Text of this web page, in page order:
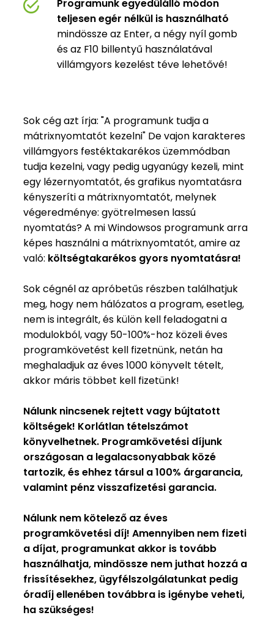
Programunk egyedülálló módon
teljesen egér nélkül is használható
mindössze az Enter, a négy nyíl gomb
és az F10 billentyű használatával
villámgyors kezelést téve lehetővé!
Sok cég azt írja: "A programunk tudja a
mátrixnyomtatót kezelni" De vajon karakteres
villámgyors festéktakarékos üzemmódban
tudja kezelni, vagy pedig ugyanúgy kezeli, mint
egy lézernyomtatót, és grafikus nyomtatásra
kényszeríti a mátrixnyomtatót, melynek
végeredménye: gyötrelmesen lassú
nyomtatás? A mi Windowsos programunk arra
képes használni a mátrixnyomtatót, amire az
való: költségtakarékos gyors nyomtatásra!
Sok cégnél az apróbetűs részben találhatjuk
meg, hogy nem hálózatos a program, esetleg,
nem is integrált, és külön kell feladogatni a
modulokból, vagy 50-100%-hoz közeli éves
programkövetést kell fizetnünk, netán ha
meghaladjuk az éves 1000 könyvelt tételt,
akkor máris többet kell fizetünk!
Nálunk nincsenek rejtett vagy bújtatott
költségek! Korlátlan tételszámot
könyvelhetnek. Programkövetési díjunk
országosan a legalacsonyabbak közé
tartozik, és ehhez társul a 100% árgarancia,
valamint pénz visszafizetési garancia.
Nálunk nem kötelező az éves
programkövetési díj! Amennyiben nem fizeti
a díjat, programunkat akkor is tovább
használhatja, mindössze nem juthat hozzá a
frissítésekhez, ügyfélszolgálatunkat pedig
óradíj ellenében továbbra is igénybe veheti,
ha szükséges!